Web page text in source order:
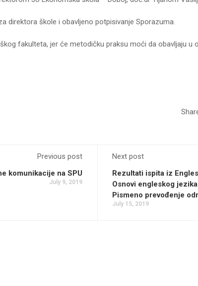
direktora škole i obavljeno potpisivanje Sporazuma.
fakulteta, jer će metodičku praksu moći da obavljaju u
Previous post
komunikacije na SPU
July 9, 2019
Next post
Rezultati ispita iz
Osnovi engleskog
Pismeno prevođenje
July 15, 2019